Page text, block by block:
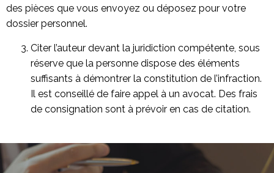
des pièces que vous envoyez ou déposez pour votre
dossier personnel.
Citer l’auteur devant la juridiction compétente, sous
réserve que la personne dispose des éléments
suffisants à démontrer la constitution de l’infraction.
Il est conseillé de faire appel à un avocat. Des frais
de consignation sont à prévoir en cas de citation.